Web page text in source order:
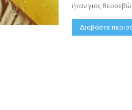
ήταν γιος
Διαβάστε